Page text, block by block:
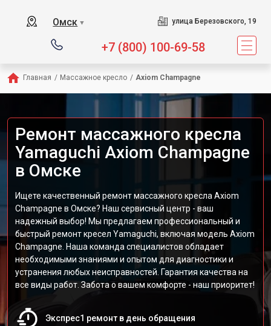
Омск ▼ улица Березовского, 19
+7 (800) 100-69-58
Главная / Массажное кресло / Axiom Champagne
Ремонт массажного кресла
Yamaguchi Axiom Champagne
в Омске
Ищете качественный ремонт массажного кресла Axiom
Champagne в Омске? Наш сервисный центр - ваш
надежный выбор! Мы предлагаем профессиональный и
быстрый ремонт кресел Yamaguchi, включая модель Axiom
Champagne. Наша команда специалистов обладает
необходимыми знаниями и опытом для диагностики и
устранения любых неисправностей. Гарантия качества на
все виды работ. Забота о вашем комфорте - наш приоритет!
Экспрес1 ремонт в день обращения